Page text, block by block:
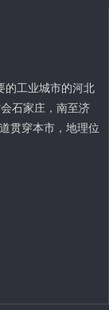
的工业城市的河北
石家庄，南至济
贯穿本市，地理位